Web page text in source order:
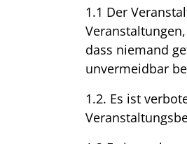
1.1 Der
dass niemand
unvermeidbar
1.2. Es ist